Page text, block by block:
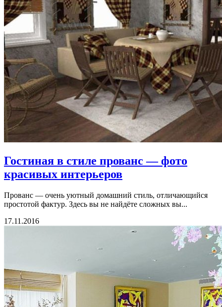
Гостиная в стиле прованс — фото
красивых интерьеров
Прованс — очень уютный домашний стиль, отличающийся
простотой фактур. Здесь вы не найдёте сложных вы...
17.11.2016